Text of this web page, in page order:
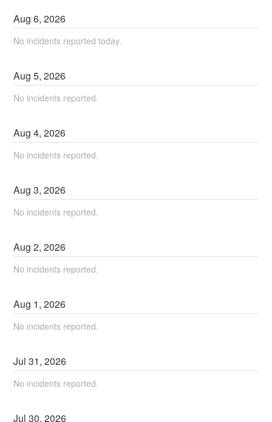
Aug6,2026
No incidents reported today.
Aug5,2026
No incidents reported.
Aug4,2026
No incidents reported.
Aug3,2026
No incidents reported.
Aug2,2026
No incidents reported.
Aug 1,2026
No incidents reported.
Jul31,2026
No incidents reported.
Jul30,2026